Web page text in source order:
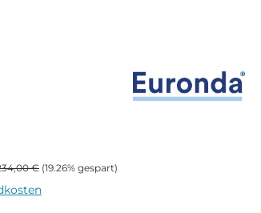
Preis:
€ (19.26% gespart)